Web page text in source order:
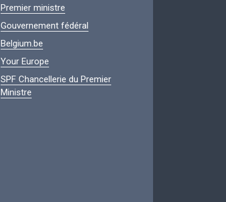
Premier ministre
Gouvernement fédéral
Belgium.be
Your Europe
SPF Chancellerie du Premier
Ministre